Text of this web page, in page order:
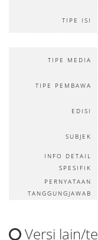
TIPE ISI
TIPE MEDIA
TIPE PEMBAWA
EDISI
SUBJEK
INFO DETAIL
SPESIFIK
PERNYATAAN
TANGGUNGJAWAB
Versi lain/